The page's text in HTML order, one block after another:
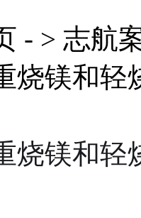
- > 志航
烧镁和轻
烧镁和